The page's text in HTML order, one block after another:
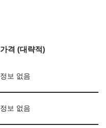
가격 (대략적)
정보 없음
정보 없음